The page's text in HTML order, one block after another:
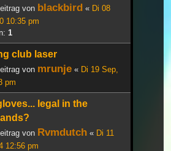
von blackbird « Di 08
10:35 pm
1
club laser
von mrunje « Di 19 Sep,
pm
legal in the
von Rvmdutch « Di 11
12:56 pm